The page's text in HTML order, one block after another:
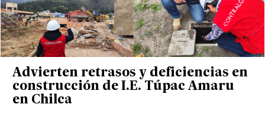
Advierten retrasos y deficiencias en
construcción de I.E. Túpac Amaru
en Chilca